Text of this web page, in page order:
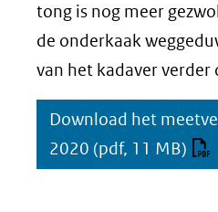
tong is nog meer
de onderkaak
van het kadaver verder
Download het
2020 (pdf, 11 MB)